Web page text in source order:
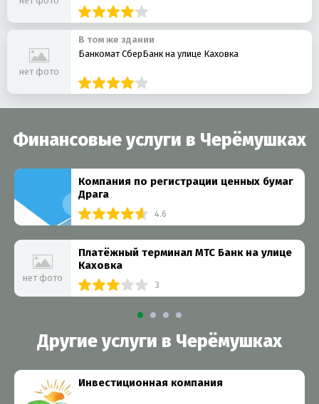
нет фото
В том же здании
Банкомат СберБанк на улице Каховка
Финансовые услуги в Черёмушках
Компания по регистрации ценных бумаг
Драга
4.6
нет фото
Платёжный терминал МТС Банк на улице
Каховка
3
Другие услуги в Черёмушках
Инвестиционная компания